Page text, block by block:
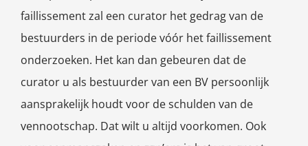
faillissement zal een curator het gedrag van de
bestuurders in de periode vóór het faillissement
onderzoeken. Het kan dan gebeuren dat de
curator u als bestuurder van een BV persoonlijk
aansprakelijk houdt voor de schulden van de
vennootschap. Dat wilt u altijd voorkomen. Ook